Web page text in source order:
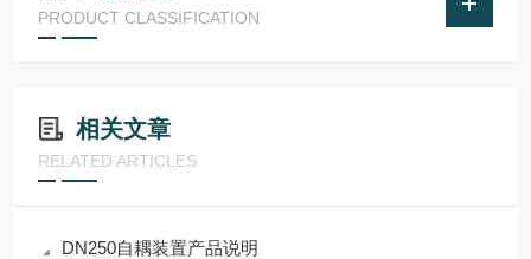
PRODUCT CLASSIFICATION
相关文章
RELATED ARTICLES
DN250自耦装置产品说明